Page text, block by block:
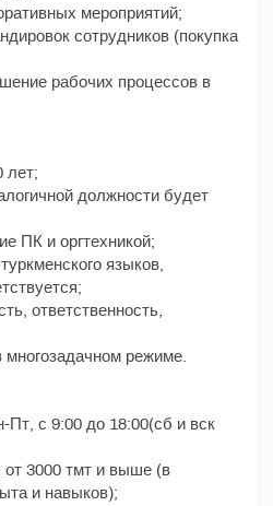
мероприятий;
сотрудников (покупка
рабочих процессов в
лет;
должности будет
ПК и оргтехникой;
языков,
ответственность,
режиме.
Пт, с 9:00 до 18:00(сб и вск
от 3000 тмт и выше (в
и навыков);